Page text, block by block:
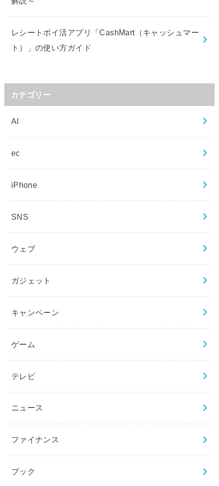
レシートポイ活アプリ「CashMart（キャッシュマー
ト）」の使い方ガイド
カテゴリー
AI
ec
iPhone
SNS
ウェブ
ガジェット
キャンペーン
ゲーム
テレビ
ニュース
ファイナンス
ブック